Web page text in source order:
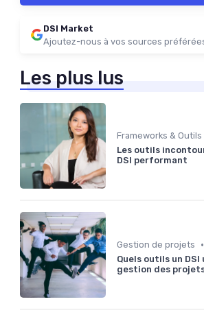
DSI Market
Ajoutez-nous à vos sources
Les plus lus
Frameworks & Outils
Les outils
DSI performant
Gestion de projets •
Quels outils un
gestion des